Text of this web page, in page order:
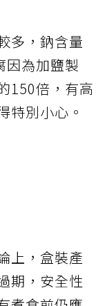
多，鈉含量
因為加鹽製
150倍，有高
特別小心。
上，盒裝產
期，安全性